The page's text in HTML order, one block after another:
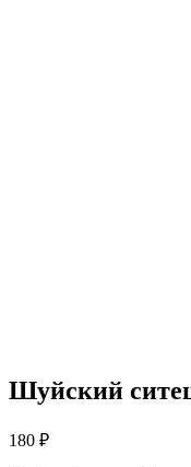
Шуйский
180 ₽